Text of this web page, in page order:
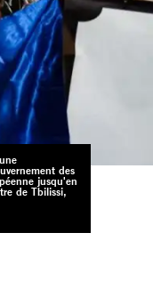
des
jusqu'en
de Tbilissi,